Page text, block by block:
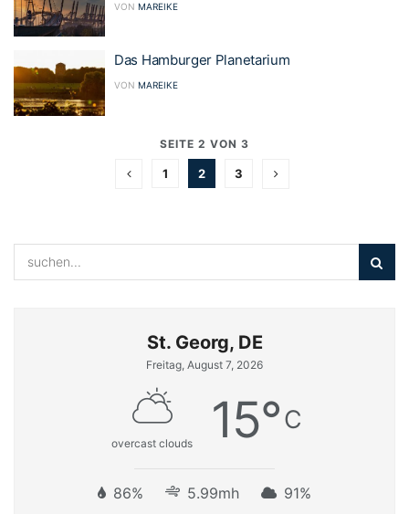
VON MAREIKE
Das Hamburger Planetarium
VON MAREIKE
SEITE 2 VON 3
1 2 3
St. Georg, DE
Freitag, August 7, 2026
overcast clouds 15°C
86% 5.99mh 91%